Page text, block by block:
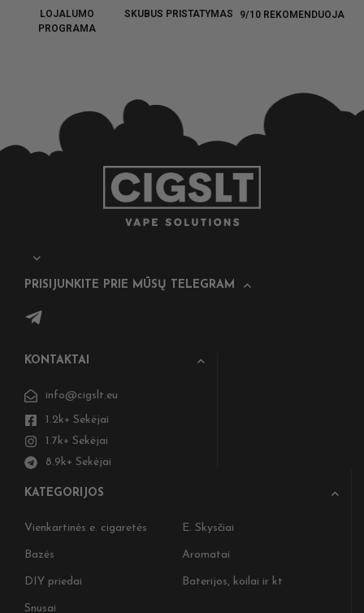
LOJALUMO
PROGRAMA
SKUBUS PRISTATYMAS 9/10 REKOMENDUOJA
PRISIJUNKITE PRIE MŪSŲ TELEGRAM
KONTAKTAI
info@cigslt.eu
1.2k+ Sekėjai
1.7k+ Sekėjai
8.9k+ Sekėjai
KATEGORIJOS
Vienkartinės e. cigaretės E. Skysčiai
Bazės Aromatai
DIY priedai Baterijos, koilai ir kt
Snusai